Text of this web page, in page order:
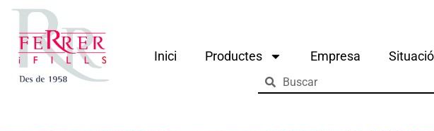
Inici Productes Empresa